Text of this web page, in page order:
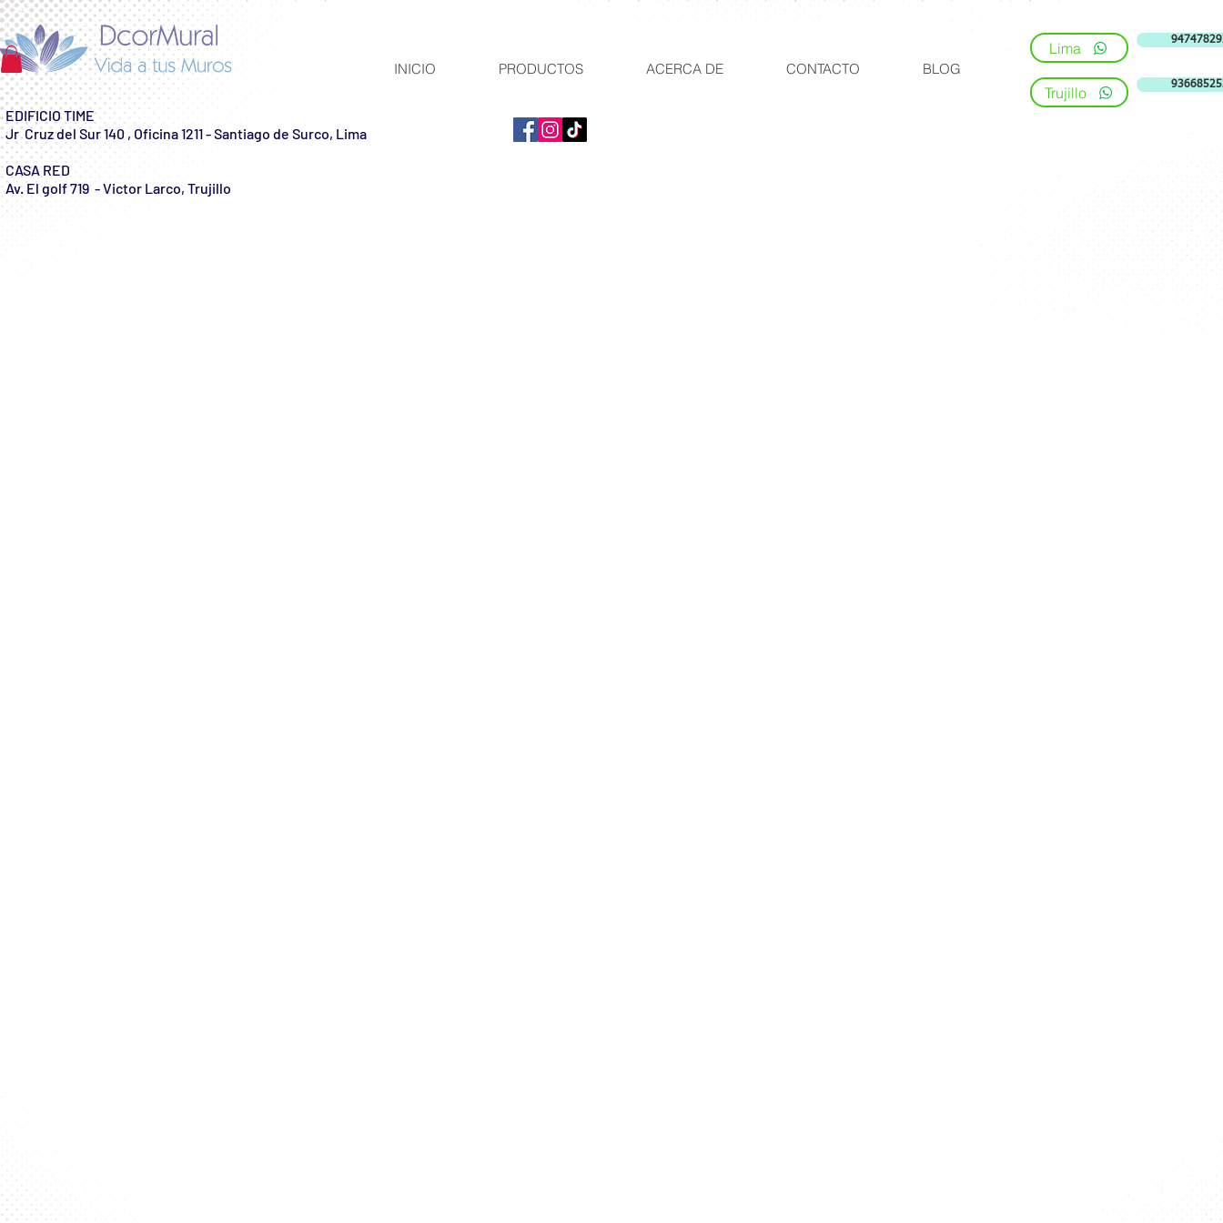
INICIO PRODUCTOS ACERCA DE CONTACTO BLOG
EDIFICIO TIME
Jr Cruz del Sur 140 , Oficina 1211 - Santiago de Surco, Lima
CASA RED
Av. El golf 719 - Victor Larco, Trujillo
Lima
Trujillo